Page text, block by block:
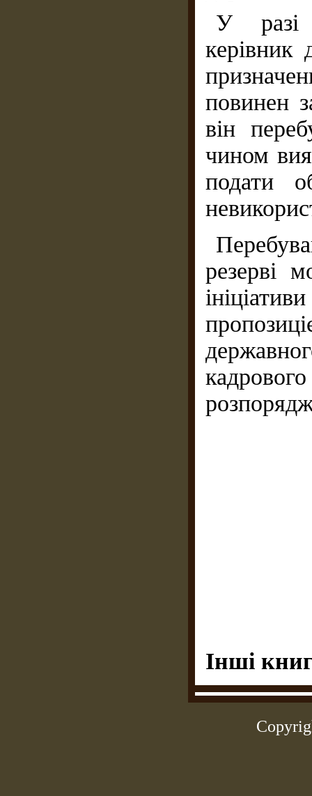
У разі
керівник
повинен
він
чином
подати
резерві
Інші